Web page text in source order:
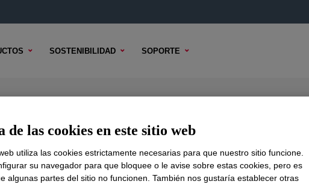
SOSTENIBILIDAD SOPORTE
Polymer
TÉCNICO OPCIONES DE MUESTRA OPCIONES DE COMPRA
de las cookies en este sitio web
utiliza las cookies estrictamente necesarias para que nuestro sitio funcione.
su navegador para que bloquee o le avise sobre estas cookies, pero es
algunas partes del sitio no funcionen. También nos gustaría establecer otras